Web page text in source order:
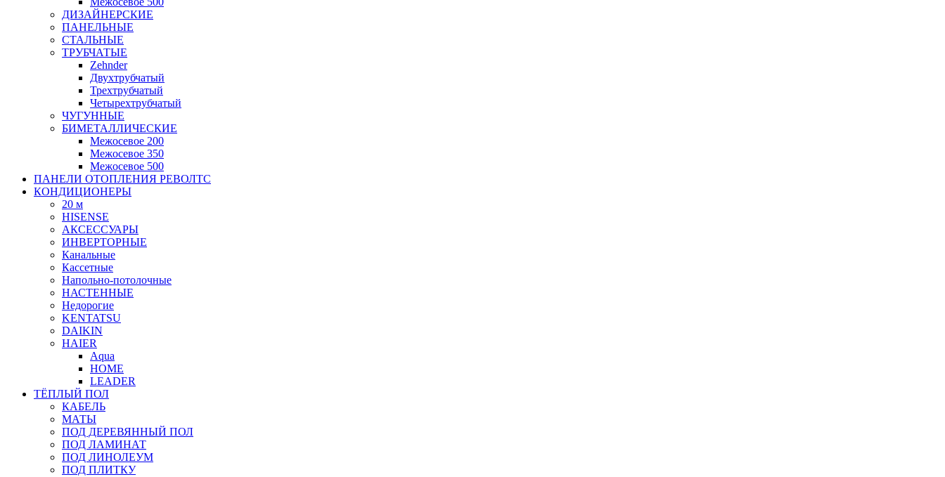
ДИЗАЙНЕРСКИЕ
ПАНЕЛЬНЫЕ
СТАЛЬНЫЕ
ТРУБЧАТЫЕ
Zehnder
Двухтрубчатый
Трехтрубчатый
Четырехтрубчатый
ЧУГУННЫЕ
БИМЕТАЛЛИЧЕСКИЕ
Межосевое 200
Межосевое 350
Межосевое 500
ПАНЕЛИ ОТОПЛЕНИЯ РЕВОЛТС
КОНДИЦИОНЕРЫ
20 м
HISENSE
АКСЕССУАРЫ
ИНВЕРТОРНЫЕ
Канальные
Кассетные
Напольно-потолочные
НАСТЕННЫЕ
Недорогие
KENTATSU
DAIKIN
HAIER
Aqua
HOME
LEADER
ТЁПЛЫЙ ПОЛ
КАБЕЛЬ
МАТЫ
ПОД ДЕРЕВЯННЫЙ ПОЛ
ПОД ЛАМИНАТ
ПОД ЛИНОЛЕУМ
ПОД ПЛИТКУ